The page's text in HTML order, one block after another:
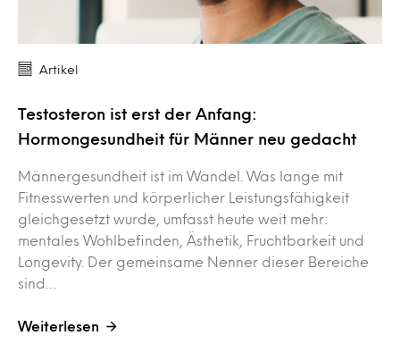
Artikel
Testosteron ist erst der Anfang:
Hormongesundheit für Männer neu gedacht
Männergesundheit ist im Wandel. Was lange mit
Fitnesswerten und körperlicher Leistungsfähigkeit
gleichgesetzt wurde, umfasst heute weit mehr:
mentales Wohlbefinden, Ästhetik, Fruchtbarkeit und
Longevity. Der gemeinsame Nenner dieser Bereiche
sind…
Weiterlesen